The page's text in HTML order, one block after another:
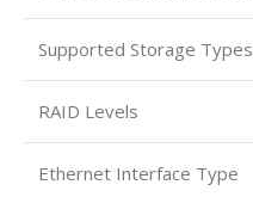
Supported Storage Types
RAID Levels
Ethernet Interface Type